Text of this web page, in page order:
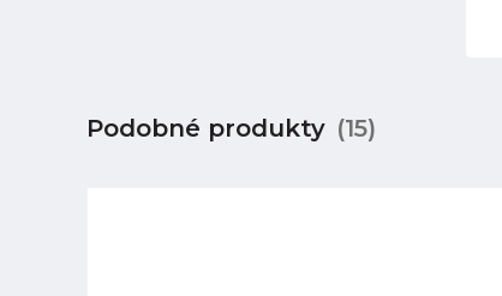
Podobné produkty (15)